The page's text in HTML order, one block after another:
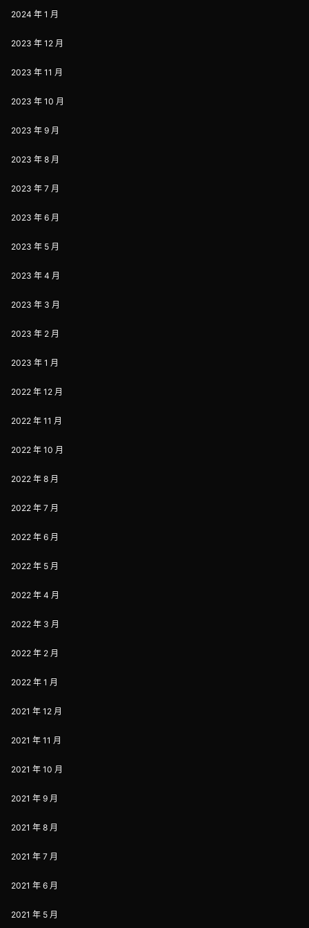
2024 年 1 月
2023 年 12 月
2023 年 11 月
2023 年 10 月
2023 年 9 月
2023 年 8 月
2023 年 7 月
2023 年 6 月
2023 年 5 月
2023 年 4 月
2023 年 3 月
2023 年 2 月
2023 年 1 月
2022 年 12 月
2022 年 11 月
2022 年 10 月
2022 年 8 月
2022 年 7 月
2022 年 6 月
2022 年 5 月
2022 年 4 月
2022 年 3 月
2022 年 2 月
2022 年 1 月
2021 年 12 月
2021 年 11 月
2021 年 10 月
2021 年 9 月
2021 年 8 月
2021 年 7 月
2021 年 6 月
2021 年 5 月